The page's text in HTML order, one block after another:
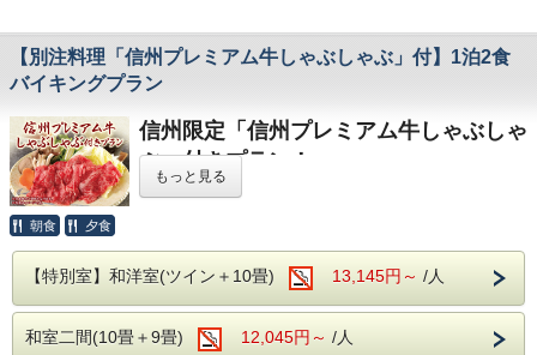
契約駐車場となりますので番号札をお渡しして駐車
場をご案内致します。
〇無料送迎バス
松本駅～ホテルまでの無料送迎バスもございま
ホテル発・10：00／松本駅発・15：00、16：15
ご予約は前日までにお電話でお申し込み下さいま
せ。
アルコール・ソフトドリンク飲み放題
お食事時間は90分です。
混雑状況により、2部制または3部制でのご案
お食事開始時間は前日または当日にフロント
へご確認ください。
【別注料理「信州プレミアム牛しゃぶしゃぶ」付】1泊2食
バイキングプラン
信州限定「信州プレミアム牛しゃぶしゃ
ぶ」付きプラン！
ご夕食に、もう一品贅沢な味わいを。
ゃぶしゃぶにすることで、牛肉本来の甘みと香りがより一層
引き立ちます。特製ポン酢でさっぱりとお召し上がりいただ
もちろん、夕食バイキングとアルコール飲み放題
も付いてお
もっと見る
朝食 夕食
【特別室】和洋室(ツイン＋10畳) 13,145円～ /人
和室二間(10畳＋9畳) 12,045円～ /人